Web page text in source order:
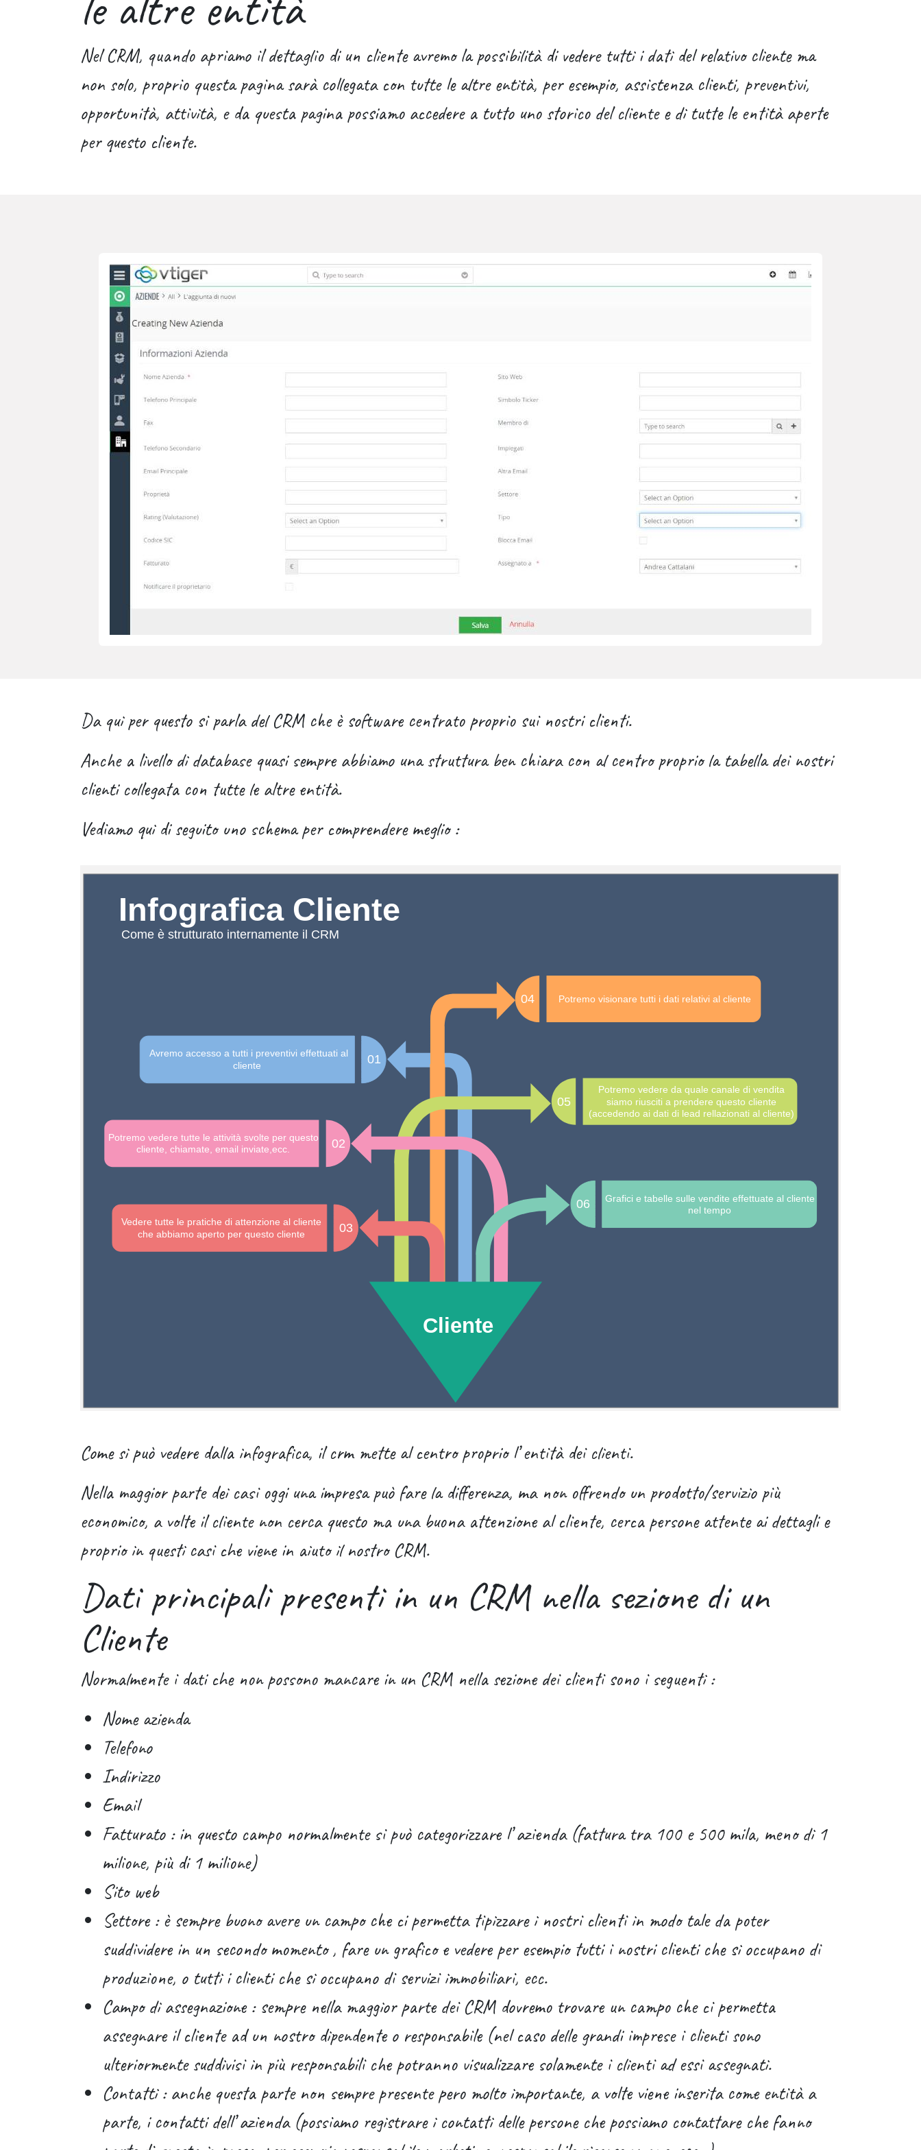
Nel CRM, quando apriamo il dettaglio di un cliente avremo la possibilità di vedere tutti i dati del relativo cliente ma
non solo, proprio questa pagina sarà collegata con tutte le altre entità, per esempio, assistenza clienti, preventivi,
opportunità, attività, e da questa pagina possiamo accedere a tutto uno storico del cliente e di tutte le entità aperte
per questo cliente.
Da qui per questo si parla del CRM che è software centrato proprio sui nostri clienti.
Anche a livello di database quasi sempre abbiamo una struttura ben chiara con al centro proprio la tabella dei nostri
clienti collegata con tutte le altre entità.
Vediamo qui di seguito uno schema per comprendere meglio :
Avremo accesso a tutti i preventivi effettuati al
cliente 01
Potremo visionare tutti i dati relativi al cliente
04
Potremo vedere da quale canale di vendita
siamo riusciti a prendere questo cliente
(accedendo ai dati di lead rellazionati al cliente)
05
Potremo vedere tutte le attività svolte per questo
cliente, chiamate, email inviate,ecc. 02
Come è strutturato internamente il CRM
Vedere tutte le pratiche di attenzione al cliente
che abbiamo aperto per questo cliente 03
Grafici e tabelle sulle vendite effettuate al cliente
nel tempo
06
Cliente
Infografica Cliente
Come si può vedere dalla infografica, il crm mette al centro proprio l’ entità dei clienti.
Nella maggior parte dei casi oggi una impresa può fare la differenza, ma non offrendo un prodotto/servizio più
economico, a volte il cliente non cerca questo ma una buona attenzione al cliente, cerca persone attente ai dettagli e
proprio in questi casi che viene in aiuto il nostro CRM.
Dati principali presenti in un CRM nella sezione di un
Cliente
Normalmente i dati che non possono mancare in un CRM nella sezione dei clienti sono i seguenti :
Nome azienda
Telefono
Indirizzo
Email
Fatturato : in questo campo normalmente si può categorizzare l’ azienda (fattura tra 100 e 500 mila, meno di 1
milione, più di 1 milione)
Sito web
Settore : è sempre buono avere un campo che ci permetta tipizzare i nostri clienti in modo tale da poter
suddividere in un secondo momento , fare un grafico e vedere per esempio tutti i nostri clienti che si occupano di
produzione, o tutti i clienti che si occupano di servizi immobiliari, ecc.
Campo di assegnazione : sempre nella maggior parte dei CRM dovremo trovare un campo che ci permetta
assegnare il cliente ad un nostro dipendente o responsabile (nel caso delle grandi imprese i clienti sono
ulteriormente suddivisi in più responsabili che potranno visualizzare solamente i clienti ad essi assegnati.
Contatti : anche questa parte non sempre presente pero molto importante, a volte viene inserita come entità a
parte, i contatti dell’ azienda (possiamo registrare i contatti delle persone che possiamo contattare che fanno